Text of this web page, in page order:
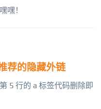
嘿！
荐的隐藏外链
5 行的 a 标签代码删除即